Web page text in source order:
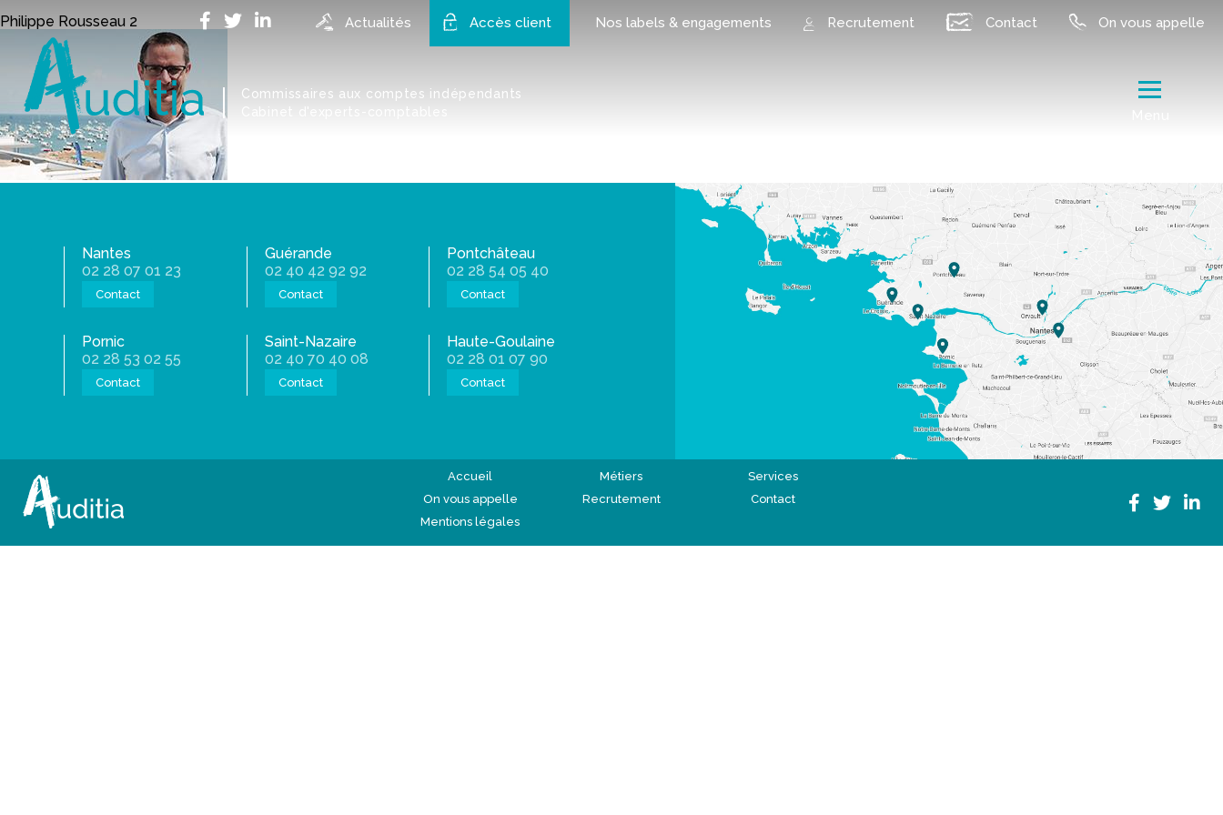
Commissaires aux comptes indépendants
Actualités Accès client Nos labels & engagements Recrutement Contact On vous appelle
Notre cabinet comptable à Guérande
Philippe Rousseau 2
Nantes
02 28 07 01 23
Contact
Guérande
02 40 42 92 92
Contact
Pontchâteau
02 28 54 05 40
Contact
Pornic
02 28 53 02 55
Contact
Saint-Nazaire
02 40 70 40 08
Contact
Haute-Goulaine
02 28 01 07 90
Contact
Accueil Métiers
Services
On vous appelle
Recrutement
Contact
Mentions légales